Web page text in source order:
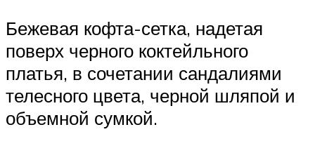
Бежевая кофта-сетка, надетая
поверх черного коктейльного
платья, в сочетании сандалиями
телесного цвета, черной шляпой и
объемной сумкой.